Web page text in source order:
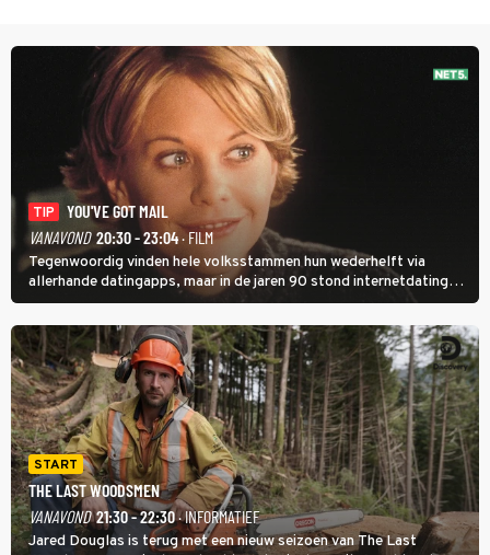
TIP
YOU'VE GOT MAIL
VANAVOND 20:30 - 23:04· FILM
Tegenwoordig vinden hele volksstammen hun wederhelft via
allerhande datingapps, maar in de jaren 90 stond internetdating
nog in de kinderschoenen. In de film You've Got Mail zie je dat
terug.
START
THE LAST WOODSMEN
VANAVOND 21:30 - 22:30· INFORMATIEF
Jared Douglas is terug met een nieuw seizoen van The Last